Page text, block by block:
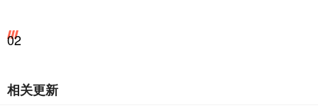
02
相关更新